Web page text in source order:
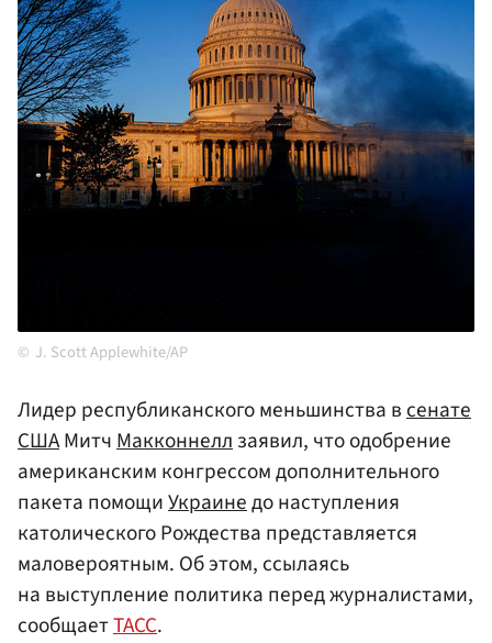
J. Scott Applewhite/AP
Лидер республиканского меньшинства всенате
СШАМитчМакконнеллзаявил, что одобрение
американским конгрессом дополнительного
пакета помощиУкраинедо наступления
католического Рождества представляется
маловероятным. Об этом, ссылаясь
на выступление политика перед журналистами,
сообщаетТАСС.